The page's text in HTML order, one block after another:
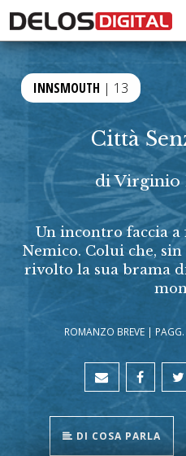
INNSMOUTH | 13
Città
diVirginio
Un incontro faccia a
Nemico. Colui che,
rivolto la sua brama
ROMANZO BREVE |
DI COSA PARLA